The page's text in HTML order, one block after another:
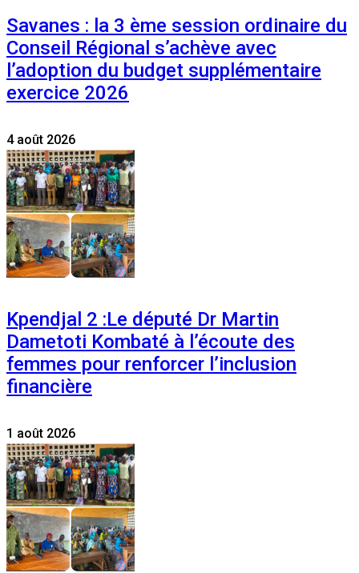
Savanes : la 3 ème session ordinaire du
Conseil Régional s’achève avec
l’adoption du budget supplémentaire
exercice 2026
4 août 2026
Kpendjal 2 :Le député Dr Martin
Dametoti Kombaté à l’écoute des
femmes pour renforcer l’inclusion
financière
1 août 2026